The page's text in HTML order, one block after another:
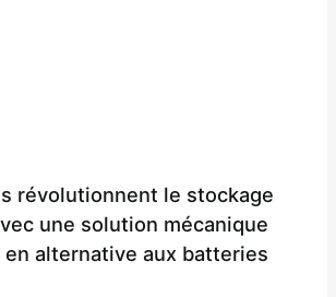
révolutionnent le stockage
une solution mécanique
alternative aux batteries